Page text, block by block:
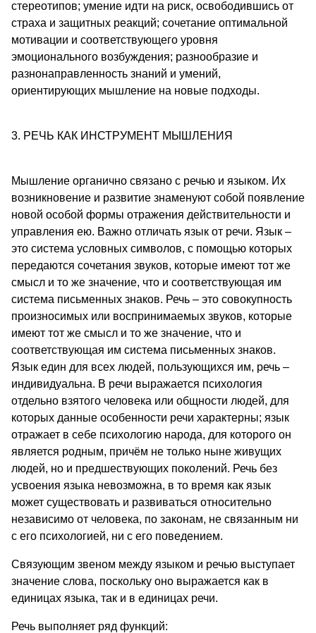
стереотипов; умение идти на риск, освободившись от
страха и защитных реакций; сочетание оптимальной
мотивации и соответствующего уровня
эмоционального возбуждения; разнообразие и
разнонаправленность знаний и умений,
ориентирующих мышление на новые подходы.
3. РЕЧЬ КАК ИНСТРУМЕНТ МЫШЛЕНИЯ
Мышление органично связано с речью и языком. Их
возникновение и развитие знаменуют собой появление
новой особой формы отражения действительности и
управления ею. Важно отличать язык от речи. Язык –
это система условных символов, с помощью которых
передаются сочетания звуков, которые имеют тот же
смысл и то же значение, что и соответствующая им
система письменных знаков. Речь – это совокупность
произносимых или воспринимаемых звуков, которые
имеют тот же смысл и то же значение, что и
соответствующая им система письменных знаков.
Язык един для всех людей, пользующихся им, речь –
индивидуальна. В речи выражается психология
отдельно взятого человека или общности людей, для
которых данные особенности речи характерны; язык
отражает в себе психологию народа, для которого он
является родным, причём не только ныне живущих
людей, но и предшествующих поколений. Речь без
усвоения языка невозможна, в то время как язык
может существовать и развиваться относительно
независимо от человека, по законам, не связанным ни
с его психологией, ни с его поведением.
Связующим звеном между языком и речью выступает
значение слова, поскольку оно выражается как в
единицах языка, так и в единицах речи.
Речь выполняет ряд функций: